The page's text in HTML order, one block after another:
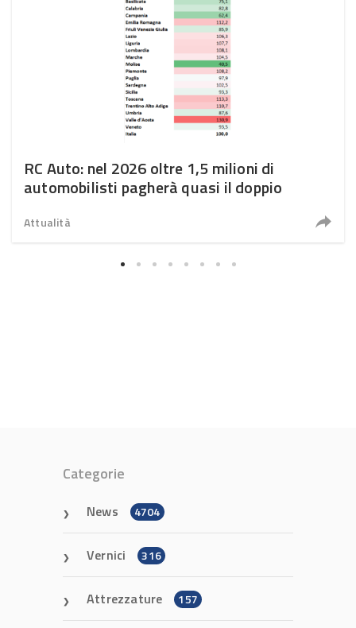
RC Auto: nel 2026 oltre 1,5 milioni di
automobilisti pagherà quasi il doppio
Attualità
Categorie
News 4704
Vernici 316
Attrezzature 157